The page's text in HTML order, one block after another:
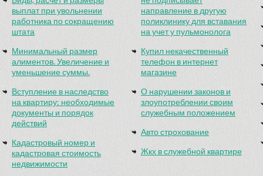
выплат при увольнении
работника по сокращению
штата
Минимальный размер
алиментов. Увеличение и
уменьшение суммы.
Вступление в наследство
на квартиру: необходимые
документы и порядок
действий
Кадастровый номер и
кадастровая стоимость
недвижимости
направление в другую
поликлинику для вставания
на учет у пульмонолога
Купил некачественный
телефон в интернет
магазине
О нарушении законов и
злоупотреблении своим
служебным положением
Авто строхование
Жкх в служебной квартире